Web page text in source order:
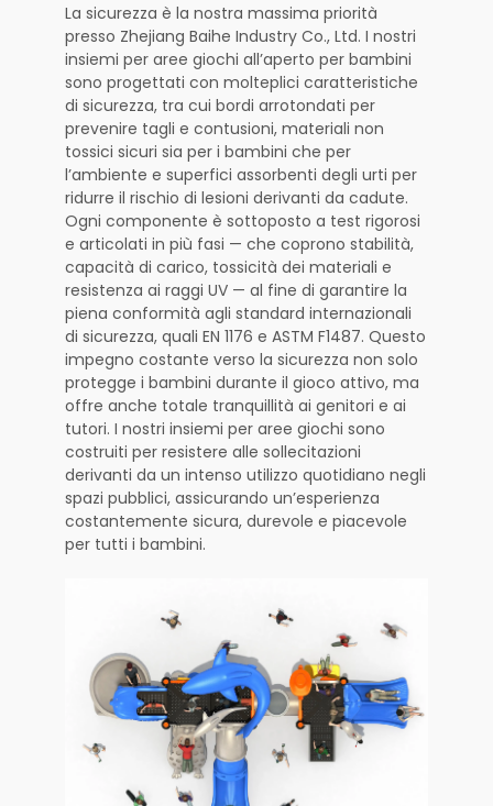
La sicurezza è la nostra massima priorità
presso Zhejiang Baihe Industry Co., Ltd. I nostri
insiemi per aree giochi all’aperto per bambini
sono progettati con molteplici caratteristiche
di sicurezza, tra cui bordi arrotondati per
prevenire tagli e contusioni, materiali non
tossici sicuri sia per i bambini che per
l’ambiente e superfici assorbenti degli urti per
ridurre il rischio di lesioni derivanti da cadute.
Ogni componente è sottoposto a test rigorosi
e articolati in più fasi — che coprono stabilità,
capacità di carico, tossicità dei materiali e
resistenza ai raggi UV — al fine di garantire la
piena conformità agli standard internazionali
di sicurezza, quali EN 1176 e ASTM F1487. Questo
impegno costante verso la sicurezza non solo
protegge i bambini durante il gioco attivo, ma
offre anche totale tranquillità ai genitori e ai
tutori. I nostri insiemi per aree giochi sono
costruiti per resistere alle sollecitazioni
derivanti da un intenso utilizzo quotidiano negli
spazi pubblici, assicurando un’esperienza
costantemente sicura, durevole e piacevole
per tutti i bambini.